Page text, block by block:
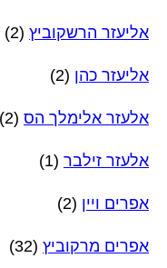
אליעזר הרשקוביץ (2)
אליעזר כהן (2)
אלעזר אלימלך הס (2)
אלעזר זילבר (1)
אפרים ויין (2)
אפרים מרקוביץ (32)